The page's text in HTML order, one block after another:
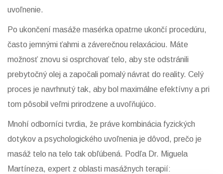
uvoľnenie.
Po ukončení masáže masérka opatrne ukončí procedúru,
často jemnými ťahmi a záverečnou relaxáciou. Máte
možnosť znovu si osprchovať telo, aby ste odstránili
prebytočný olej a započali pomalý návrat do reality. Celý
proces je navrhnutý tak, aby bol maximálne efektívny a pri
tom pôsobil veľmi prirodzene a uvoľňujúco.
Mnohí odborníci tvrdia, že práve kombinácia fyzických
dotykov a psychologického uvoľnenia je dôvod, prečo je
masáž telo na telo tak obľúbená. Podľa Dr. Miguela
Martíneza, expert z oblasti masážnych terapií: